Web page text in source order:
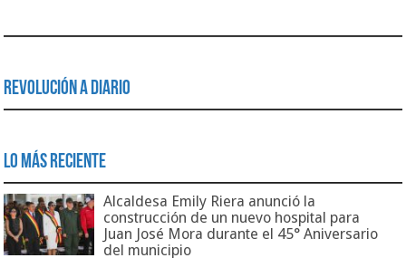
Revolución a Diario
Lo Más Reciente
Alcaldesa Emily Riera anunció la
construcción de un nuevo hospital para
Juan José Mora durante el 45° Aniversario
del municipio